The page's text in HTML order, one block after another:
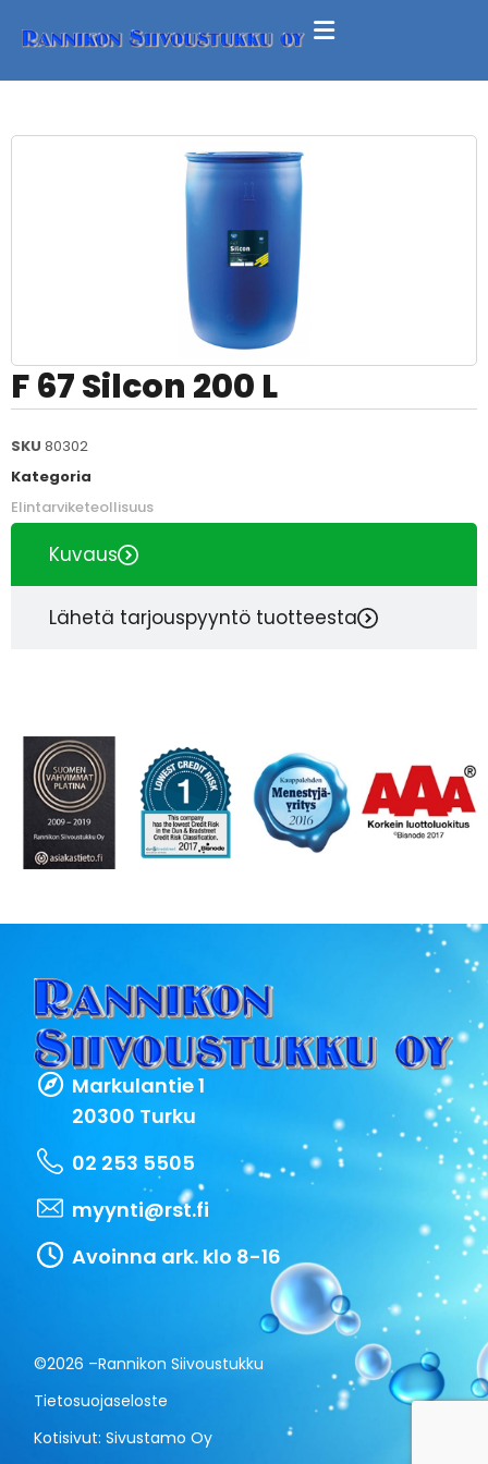
F 67 Silcon 200 L
SKU 80302
Kategoria
Elintarviketeollisuus
Kuvaus
Lähetä tarjouspyyntö tuotteesta
Markulantie 1
20300 Turku
02 253 5505
myynti@rst.fi
Avoinna ark. klo 8-16
©2026 –Rannikon Siivoustukku
Tietosuojaseloste
Kotisivut:Sivustamo Oy